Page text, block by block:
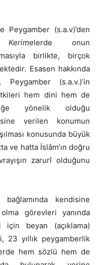
Peygamber (s.a.v)’den
lerde onun
birlikte, birçok
Esasen hakkında
Peygamber (s.a.v.)’in
hem dini hem de
yönelik olduğu
verilen konumun
konusunda büyük
ve hatta İslâm’ın doğru
zarurî olduğunu
kendisine
görevleri yanında
için beyan (açıklama)
yıllık peygamberlik
hem sözlü hem de